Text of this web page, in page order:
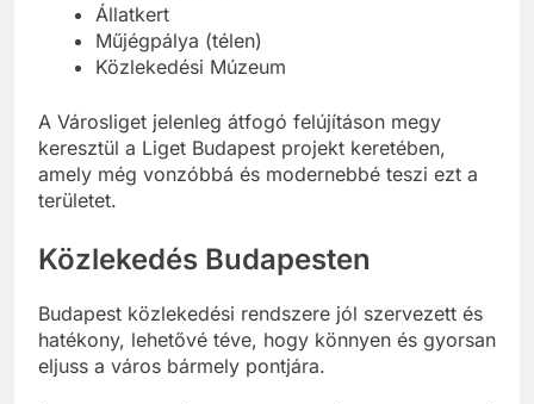
Vajdahunyad vára
Állatkert
Műjégpálya (télen)
A Városliget jelenleg átfogó felújításon megy
keresztül a Liget Budapest projekt keretében,
amely még vonzóbbá és modernebbé teszi ezt a
Közlekedés Budapesten
Budapest közlekedési rendszere jól szervezett és
hatékony, lehetővé téve, hogy könnyen és gyorsan